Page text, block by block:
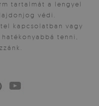
tartalmát a lengyel
védi.
kapcsolatban vagy
tenni,